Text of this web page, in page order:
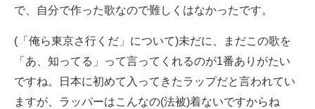
で、自分で作った歌なので難しくはなかったです。
(「俺ら東京さ行くだ」について)未だに、まだこの歌を
「あ、知ってる」って言ってくれるのが1番ありがたい
ですね。日本に初めて入ってきたラップだと言われてい
ますが、ラッパーはこんなの(法被)着ないですからね